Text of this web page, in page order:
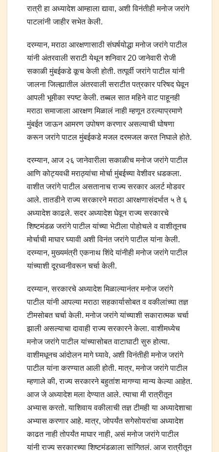
रात्री हा अध्यादेश आम्हाला द्यावा, अशी विनंतीही मनोज जरांगे
पाटलांनी जाहीर सभेत केली.
दरम्यान, मराठा आरक्षणासाठी संघर्षयोद्धा मनोज जरांगे पाटील
यांनी अंतरवाली सराटी येथून शनिवार 20 जानेवारी रोजी
सकाळी मुंबईकडे कूच केली होती. तत्पूर्वी जरांगे पाटील यांनी
जालना जिल्ह्यातील अंतरवाली सराटीत पत्रकार परिषद घेवून
आपली भूमीका स्पष्ट केली. तब्बल सात महिने वाट पाहूनही
मराठा समाजाला आरक्षण मिळालं नाही म्हणून ठरल्याप्रमाणे
मुंबईत जाऊन आमरण उपोषण करणार असल्याची घोषणा
करून जरांगे पाटल मुंबईकडे मजल दरमजल करत निघाले होते.
दरम्यान, आज २६ जानेवारीला सकाळीच मनोज जरांगे पाटील
आणि कोट्यवधी मराठ्यांचा मोर्चा मुंबईच्या वेशीवर धडकला.
वाशीत जरांगे पाटील असतानाच राज्य सरकार अलर्ट मोडवर
आले. तातडीने राज्य सरकारने मराठा आरक्षणासंदर्भात ५ ते ६
अध्यादेश काढले. सदर अध्यादेश घेवून राज्य सरकारचे
शिष्टमंडळ जरांगे पाटील यांच्या भेटीला पोहोचले व वाशीतूनच
मोर्चाची माघार घ्यावी अशी विनंत जरांगे पाटील यांना केली.
दरम्यान, मुख्यमंत्री एकनाथ शिंदे यांनीही मनोज जरांगे पाटील
यांच्याशी दूरध्वनीवरून चर्चा केली.
दरम्यान, सरकारचे अध्यादेश मिळाल्यानंतर मनोज जरांगे
पाटील यांनी आपल्या मराठा सहकार्यासोबत व वकीलांच्या तज्ञ
टीमसोबत चर्चा केली. मनोज जरांगे यांच्याशी सकारात्मक चर्चा
झाली असल्याचा दावाही राज्य सरकारने केला. वाशीमध्येच
मनोज जरांगे पाटील यांच्यासोबत वाटाघाटी सुरु होत्या.
वाशीमधूनच आंदोलन मागे घ्यावे, अशी विनंतीही मनोज जरांगे
पाटील यांना करण्यात आली होती. मात्र, मनोज जरांगे पाटील
म्हणाले की, राज्य सरकारने बहुतांश मागण्या मान्य केल्या आहेत.
आज जे अध्यादेश मला देण्यात आले. त्याचा मी रात्रीतून
अभ्यास करतो. याशिवाय वकीलाची तज्ञ टीमही या अध्यादेशाचा
अभ्यास करणार आहे. मात्र, जोपर्यंत सगेसोयरांचा अध्यादेश
काढत नाही तोपर्यंत माघार नाही, असं मनोज जरांगे पाटील
यांनी राज्य सरकारच्या शिष्टमंडळाला सांगितलं. आज रात्रीतून